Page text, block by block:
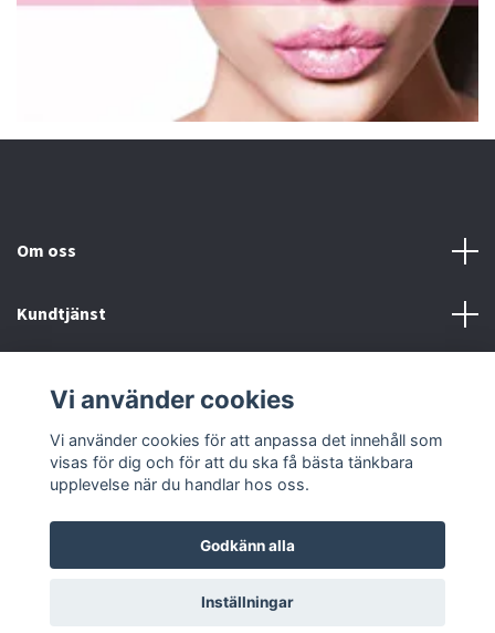
Om oss
Kundtjänst
Sociala medier
© 2026 Onstyle
Vi använder cookies
Vi använder cookies för att anpassa det innehåll som
visas för dig och för att du ska få bästa tänkbara
upplevelse när du handlar hos oss.
Godkänn alla
Inställningar